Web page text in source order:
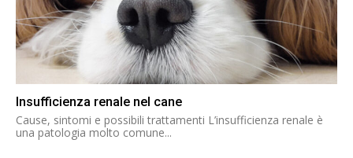
Insufficienza renale nel cane
Cause, sintomi e possibili trattamenti L’insufficienza renale è
una patologia molto comune...